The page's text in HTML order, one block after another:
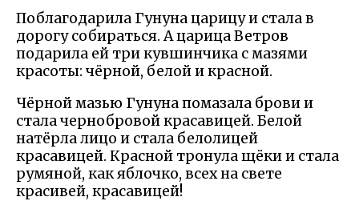
Поблагодарила Гунуна царицу и стала в
дорогу собираться. А царица Ветров
подарила ей три кувшинчика с мазями
красоты: чёрной, белой и красной.
Чёрной мазью Гунуна помазала брови и
стала чернобровой красавицей. Белой
натёрла лицо и стала белолицей
красавицей. Красной тронула щёки и стала
румяной, как яблочко, всех на свете
красивей, красавицей!